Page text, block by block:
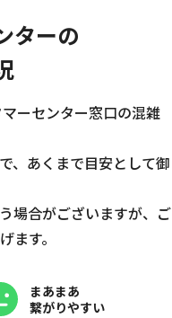
ターの
ーセンター窓口の混雑
、あくまで目安として御
場合がございますが、ご
ます。
まあまあ
繋がりやすい